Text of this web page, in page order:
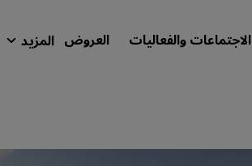
الاجتماعات والفعاليات العروض المزيد